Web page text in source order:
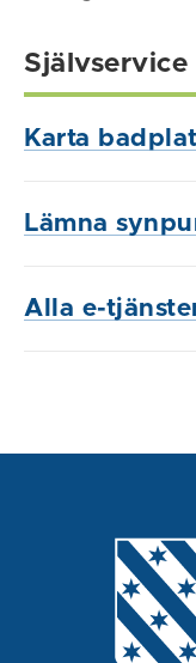
Självservice
Karta
Lämna
Alla e-